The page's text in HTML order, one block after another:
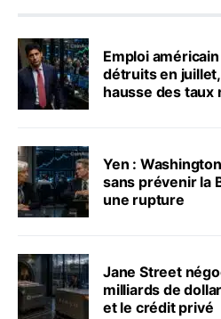
Emploi
détruits en
hausse des taux
Yen :
sans prévenir la
une rupture
Jane Street
milliards de
et le crédit privé